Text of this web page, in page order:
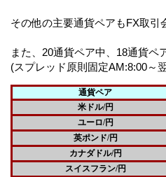
その他の主要通貨ペアもFX取
また、20通貨ペア中、18通貨
(スプレッド原則固定AM:8:00～
通貨ペア
米ドル/円
ユーロ/円
英ポンド/円
カナダドル/円
スイスフラン/円